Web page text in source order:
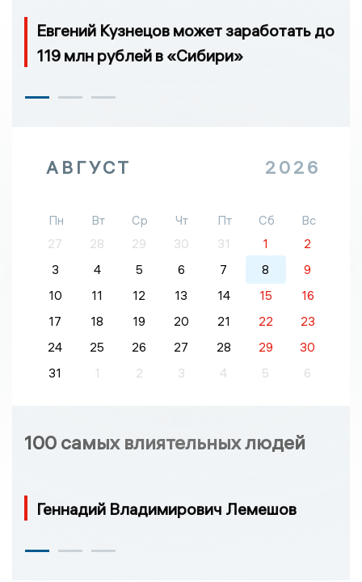
Евгений Кузнецов может заработать до
119 млн рублей в «Сибири»
АВГУСТ 2026
Пн Вт Ср Чт Пт Сб
Вс
27
28 29 30 31 1
2
3
4 5 6 7 8
9
10
11 12 13 14 15
16
17
18 19 20 21 22
23
24
25 26 27 28 29
30
31
1 2 3 4 5 6
100 самых влиятельных людей
Геннадий Владимирович Лемешов